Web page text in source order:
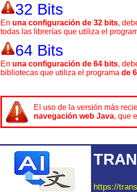
32 Bits
En una configuración de 32 bits,
todas las librerías que utiliza el
64 Bits
En una configuración de 64 bits,
bibliotecas que utiliza el programa de
El uso de la versión más
navegación web Java, que
https://